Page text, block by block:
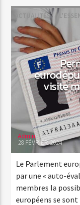
ACTUALITÉS
visite
Admin
28 FÉVRIER 2024
Le Parlement
par une « auto-
membres la
européens se